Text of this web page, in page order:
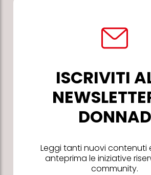
ISCRIVITI
DONNAD
Leggi tanti nuovi contenuti
anteprima le iniziative
community.